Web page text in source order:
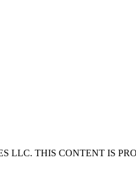
LLC. THIS CONTENT IS